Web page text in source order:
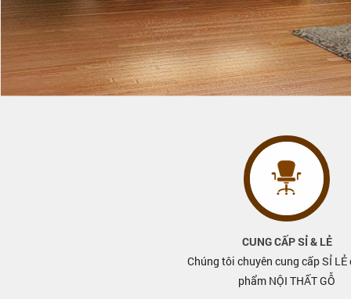
CUNG CẤP SỈ & LẺ
Chúng tôi chuyên cung cấp SỈ LẺ
phẩm NỘI THẤT GỖ